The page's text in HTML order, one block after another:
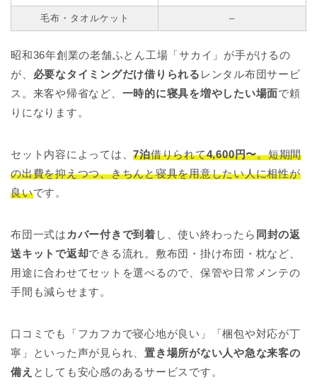
毛布・タオルケット –
昭和36年創業の老舗ふとん工場「サカイ」が手がけるの
が、 必要なタイミングだけ借りられる レンタル布団サービ
ス。来客や帰省など、 一時的に寝具を増やしたい場面で頼
りになります。
セット内容によっては、7泊借りられて4,600円〜。短期間
の出費を抑えつつ、きちんと寝具を用意したい人に相性が
良いです。
布団一式は カバー付きで到着 し、使い終わったら 同封の返
送キットで返却できる流れ。敷布団・掛け布団・枕など、
用途に合わせてセットを選べるので、保管や日常メンテの
手間も減らせます。
口コミでも「フカフカで寝心地が良い」「梱包や対応が丁
寧」といった声が見られ、置き場所がない人や急な来客の
備え としても安心感のあるサービスです。